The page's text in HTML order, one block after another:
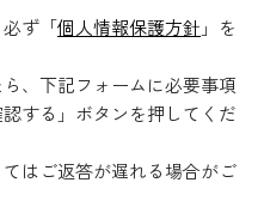
ず「個人情報保護方針 」を
、下記フォームに必要事項
する」ボタンを押してくだ
はご返答が遅れる場合がご